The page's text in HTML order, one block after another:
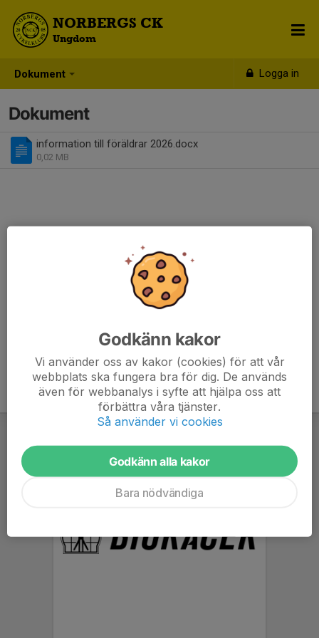
Dokument Logga in
NORBERGS CK
Ungdom
Dokument
information till föräldrar 2026.docx
0,02 MB
Godkänn kakor
Vi använder oss av kakor (cookies) för att vår
webbplats ska fungera bra för dig. De används
även för webbanalys i syfte att hjälpa oss att
förbättra våra tjänster.
Så använder vi cookies
Godkänn alla kakor
Bara nödvändiga